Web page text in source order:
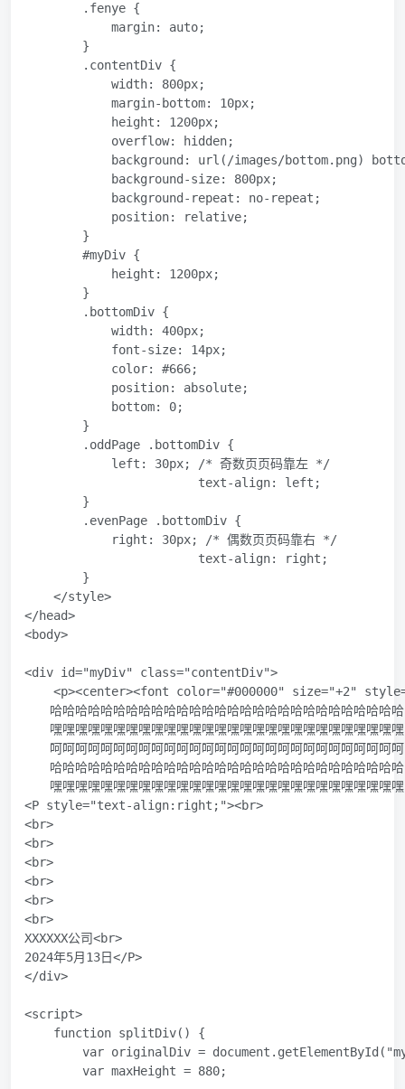
        .fenye {
            margin: auto;
        }
        .contentDiv {
            width: 800px;
            margin-bottom: 10px;
            height: 1200px;
            overflow: hidden;
background: url(/images/bottom.png)
            background-size: 800px;
            background-repeat: no-repeat;
            position: relative;
        }
        #myDiv {
            height: 1200px;
        }
        .bottomDiv {
            width: 400px;
            font-size: 14px;
            color: #666;
            position: absolute;
            bottom: 0;
        }
        .oddPage .bottomDiv {
            left: 30px; /* 奇数页页码靠左 */
                        text-align: left;
        }
        .evenPage .bottomDiv {
            right: 30px; /* 偶数页页码靠右 */
                        text-align: right;
        }
    </style>
</head>
<body>
<div id="myDiv" class="contentDiv">
<p><center><font color="#000000" size="+2"
哈哈哈哈哈哈哈哈哈哈哈哈哈哈哈哈哈哈哈哈哈哈哈哈哈哈哈哈
嘿嘿嘿嘿嘿嘿嘿嘿嘿嘿嘿嘿嘿嘿嘿嘿嘿嘿嘿嘿嘿嘿嘿嘿嘿嘿嘿嘿
呵呵呵呵呵呵呵呵呵呵呵呵呵呵呵呵呵呵呵呵呵呵呵呵呵呵呵呵
哈哈哈哈哈哈哈哈哈哈哈哈哈哈哈哈哈哈哈哈哈哈哈哈哈哈哈哈
嘿嘿嘿嘿嘿嘿嘿嘿嘿嘿嘿嘿嘿嘿嘿嘿嘿嘿嘿嘿嘿嘿嘿嘿嘿嘿嘿嘿
<P style="text-align:right;"><br>
<br>
<br>
<br>
<br>
<br>
<br>
XXXXXX公司<br>
2024年5月13日</P>
</div>
<script>
    function splitDiv() {
var originalDiv =
        var maxHeight = 880;